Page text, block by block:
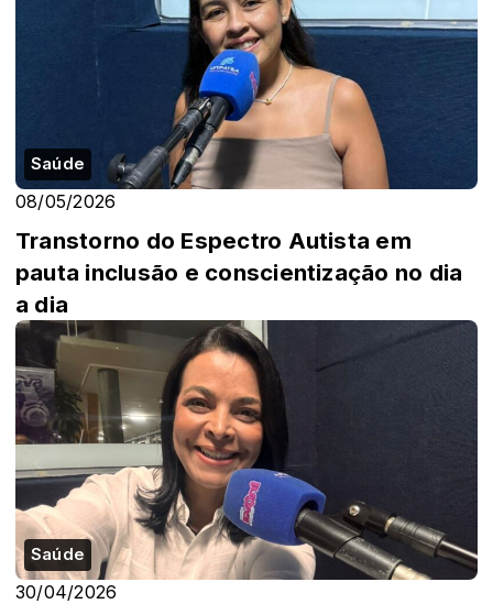
Saúde
08/05/2026
Transtorno do Espectro Autista em
pauta inclusão e conscientização no dia
a dia
Saúde
30/04/2026